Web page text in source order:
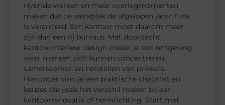
Hybride werken en meer overlegmomenten
maken dat de werkplek de afgelopen jaren flink
is veranderd. Een kantoor moet daarom meer
zijn dan een rij bureaus. Met doordacht
kantoorinterieur design creëer je een omgeving
waar mensen zich kunnen concentreren,
samenwerken en herstellen van prikkels.
Hieronder vind je een praktische checklist en
keuzes die vaak het verschil maken bij een
kantoorrenovatie of herinrichting. Start met